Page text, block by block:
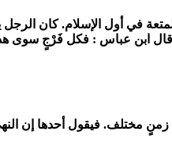
في أول الإسلام. كان الرجل
زمنٍ مختلف. فيقول أحدها إن